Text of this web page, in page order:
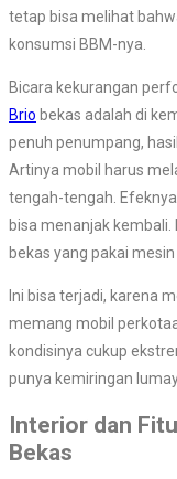
tetap bisa melihat
konsumsi BBM-nya.
Bicara kekurangan
Brio bekas adalah di
penuh penumpang,
Artinya mobil harus
tengah-tengah.
bisa menanjak
bekas yang pakai mesin
Ini bisa terjadi, karena
memang mobil
kondisinya cukup
punya kemiringan
Interior dan
Bekas